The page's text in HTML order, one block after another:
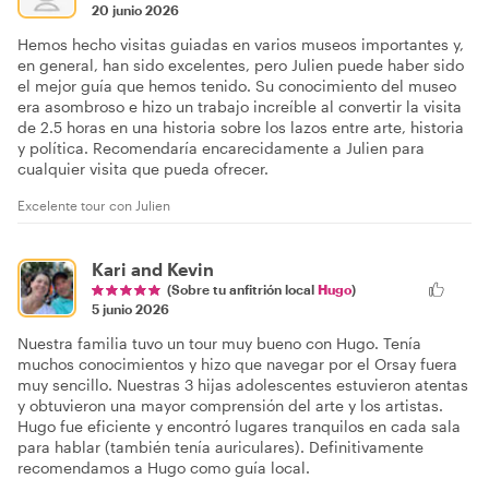
20 junio 2026
Hemos hecho visitas guiadas en varios museos importantes y,
en general, han sido excelentes, pero Julien puede haber sido
el mejor guía que hemos tenido. Su conocimiento del museo
era asombroso e hizo un trabajo increíble al convertir la visita
de 2.5 horas en una historia sobre los lazos entre arte, historia
y política. Recomendaría encarecidamente a Julien para
cualquier visita que pueda ofrecer.
Excelente tour con Julien
Kari and Kevin
(Sobre tu anfitrión local Hugo)
5 junio 2026
Nuestra familia tuvo un tour muy bueno con Hugo. Tenía
muchos conocimientos y hizo que navegar por el Orsay fuera
muy sencillo. Nuestras 3 hijas adolescentes estuvieron atentas
y obtuvieron una mayor comprensión del arte y los artistas.
Hugo fue eficiente y encontró lugares tranquilos en cada sala
para hablar (también tenía auriculares). Definitivamente
recomendamos a Hugo como guía local.